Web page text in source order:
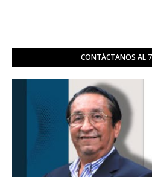
CONTÁCTANOS AL